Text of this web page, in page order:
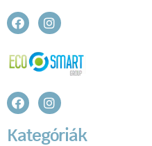
Kategóriák